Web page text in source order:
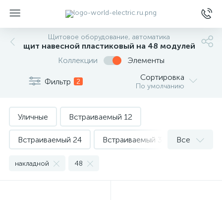
Щитовое оборудование, автоматика
щит навесной пластиковый на 48 модулей
Коллекции
Элементы
Фильтр 2 Сортировка
По умолчанию
Уличные Встраиваемый 12
Встраиваемый 24 Встраиваемый 36
Встраиваемый 54
Все
накладной 48